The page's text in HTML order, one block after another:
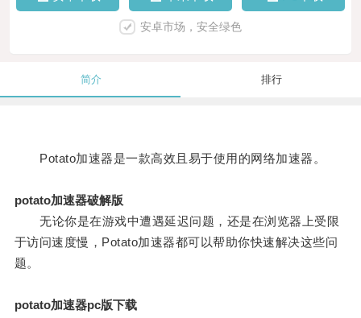
安卓市场，安全绿色
简介 排行
Potato加速器是一款高效且易于使用的网络加速器。
potato加速器破解版
无论你是在游戏中遭遇延迟问题，还是在浏览器上受限
于访问速度慢，Potato加速器都可以帮助你快速解决这些问
题。
potato加速器pc版下载